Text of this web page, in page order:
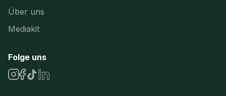
Über uns
Mediakit
Folge uns